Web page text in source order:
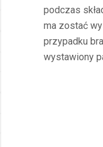
podczas
ma zostać
przypadku
wystawiony